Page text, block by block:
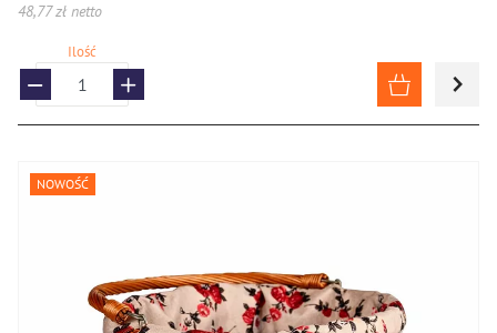
48,77 zł netto
Ilość
NOWOŚĆ